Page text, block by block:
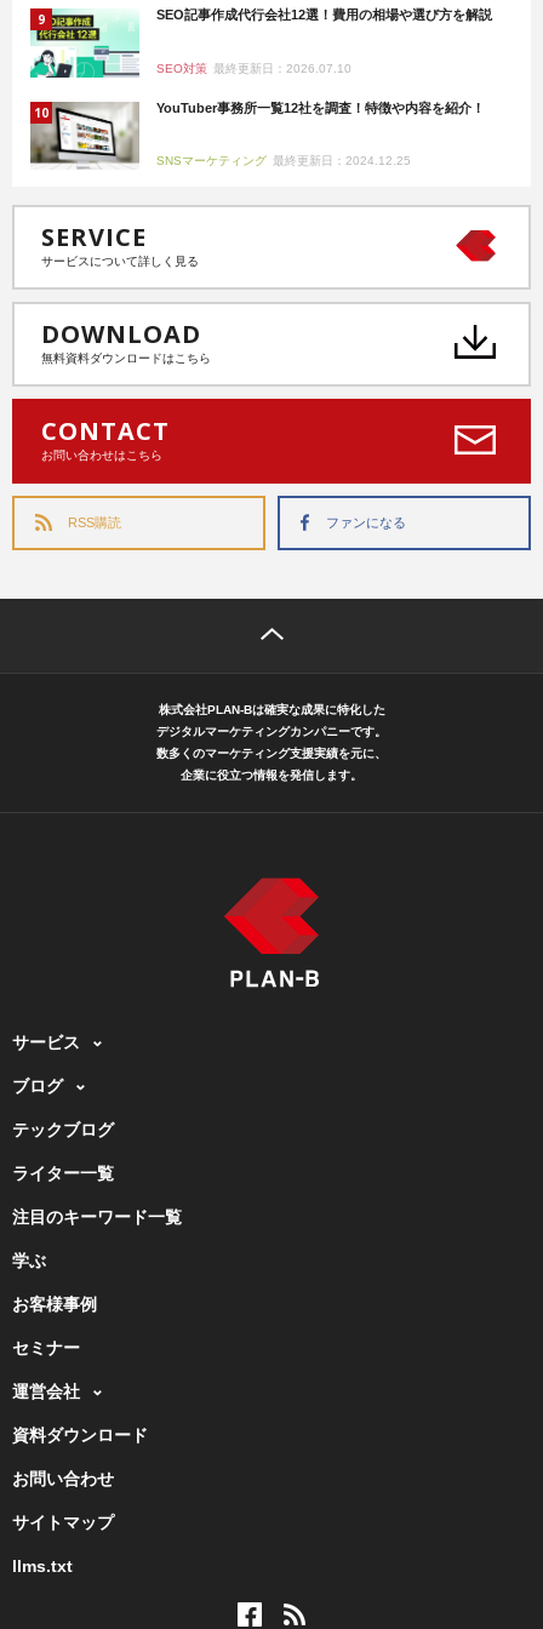
SEO記事作成代行会社12選！費用の相場や選び方を解説
SEO対策 最終更新日：2026.07.10
YouTuber事務所一覧12社を調査！特徴や内容を紹介！
SNSマーケティング 最終更新日：2024.12.25
SERVICE
サービスについて詳しく見る
DOWNLOAD
無料資料ダウンロードはこちら
CONTACT
お問い合わせはこちら
RSS購読 ファンになる
株式会社PLAN-Bは確実な成果に特化した
デジタルマーケティングカンパニーです。
数多くのマーケティング支援実績を元に、
企業に役立つ情報を発信します。
サービス
ブログ
テックブログ
ライター一覧
注目のキーワード一覧
学ぶ
お客様事例
セミナー
運営会社
資料ダウンロード
お問い合わせ
サイトマップ
llms.txt